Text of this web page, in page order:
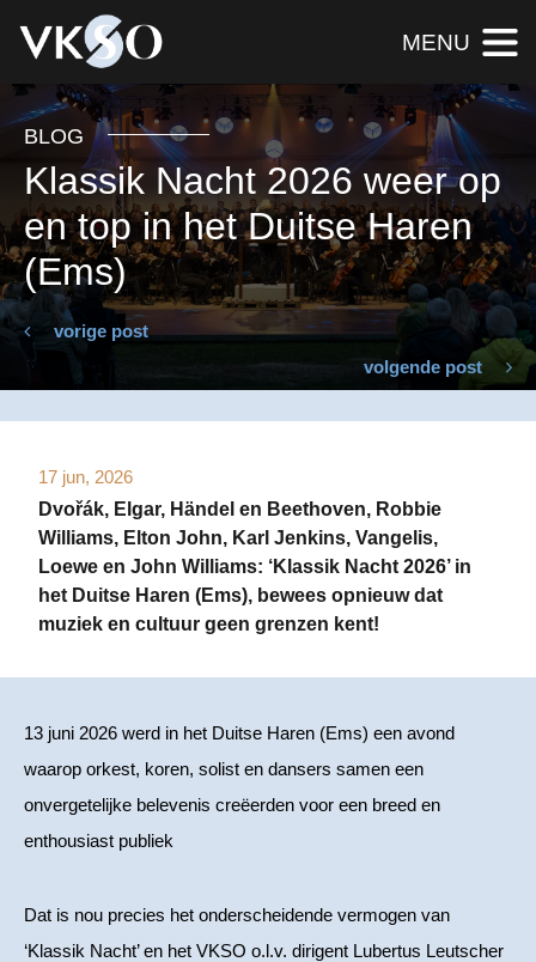
MENU
BLOG
Klassik Nacht 2026 weer op
en top in het Duitse Haren
(Ems)
vorige post
volgende post
17 jun, 2026
Dvořák, Elgar, Händel en Beethoven, Robbie
Williams, Elton John, Karl Jenkins, Vangelis,
Loewe en John Williams: ‘Klassik Nacht 2026’ in
het Duitse Haren (Ems), bewees opnieuw dat
muziek en cultuur geen grenzen kent!
13 juni 2026 werd in het Duitse Haren (Ems) een avond
waarop orkest, koren, solist en dansers samen een
onvergetelijke belevenis creëerden voor een breed en
enthousiast publiek
Dat is nou precies het onderscheidende vermogen van
‘Klassik Nacht’ en het VKSO o.l.v. dirigent Lubertus Leutscher